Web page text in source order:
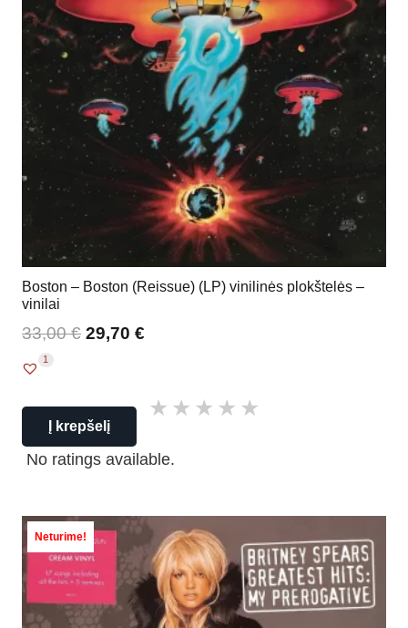
Boston – Boston (Reissue) (LP) vinilinės plokštelės –
vinilai
33,00€ 29,70 €
1
Į krepšelį
No ratings available.
Neturime!